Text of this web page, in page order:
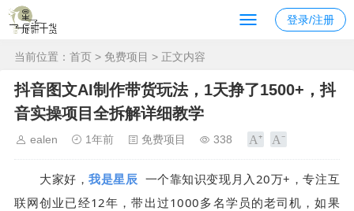
登录/注册
当前位置： 首页 > 免费项目 > 正文内容
抖音图文AI制作带货玩法，1天挣了1500+，抖
音实操项目全拆解详细教学
ealen 1年前 免费项目 338
大家好，我是星辰 一个靠知识变现月入20万+，专注互
联网创业已经12年，带出过1000多名学员的老司机，如果